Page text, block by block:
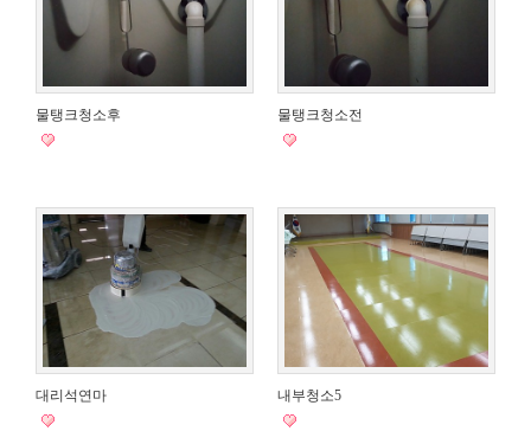
물탱크청소후 물탱크청소전
대리석연마 내부청소5